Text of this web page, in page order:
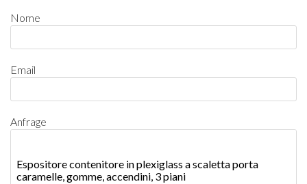
Nome
Email
Anfrage